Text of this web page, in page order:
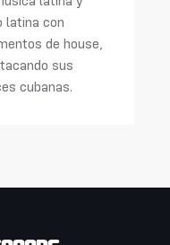
cubanas.